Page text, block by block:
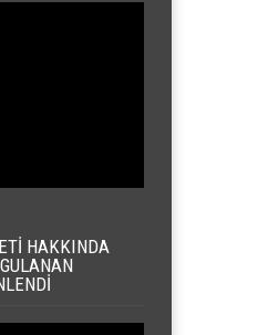
HAKKINDA